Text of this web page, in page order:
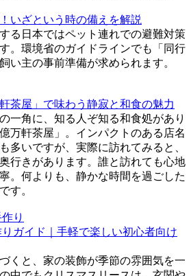
いざという時の備えを解説
る日本ではペット連れでの避難対策
。環境省のガイドラインでも「同行
い主の事前準備が求められます。
茶屋」で味わう静寂と和食の魅力
一角に、知る人ぞ知る和食処があり
万軒茶屋」。インパクトのある店名
多いですが、実際に訪れてみると、
行きがあります。誰と訪れても心地
。何よりも、静かな時間を過ごした
す。
ガイド｜手軽で楽しい初心者向け
くと、家の装飾が季節の雰囲気を一